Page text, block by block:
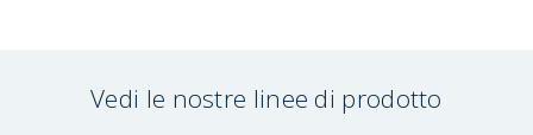
Vedi le nostre linee di prodotto